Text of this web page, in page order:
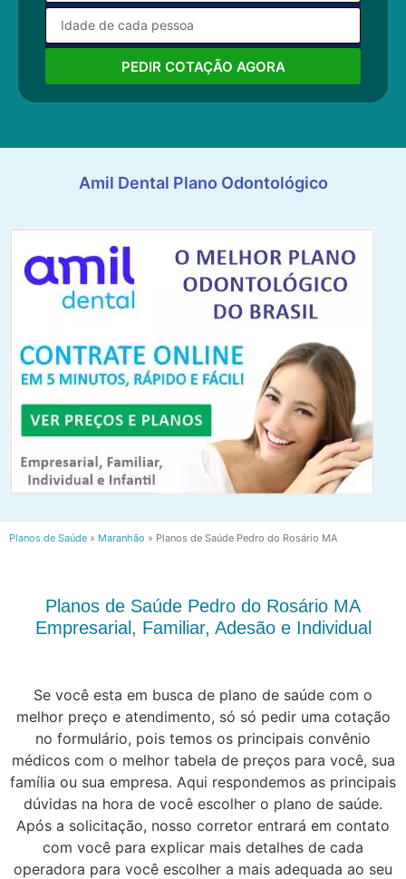
PEDIR COTAÇÃO AGORA
Amil Dental Plano Odontológico
Planos de Saúde » Maranhão » Planos de Saúde Pedro do Rosário MA
Planos de Saúde Pedro do Rosário MA
Empresarial, Familiar, Adesão e Individual
Se você esta em busca de plano de saúde com o
melhor preço e atendimento, só só pedir uma cotação
no formulário, pois temos os principais convênio
médicos com o melhor tabela de preços para você, sua
família ou sua empresa. Aqui respondemos as principais
dúvidas na hora de você escolher o plano de saúde.
Após a solicitação, nosso corretor entrará em contato
com você para explicar mais detalhes de cada
operadora para você escolher a mais adequada ao seu